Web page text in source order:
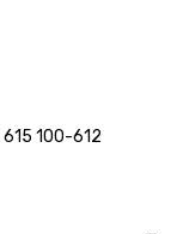
615 100-612